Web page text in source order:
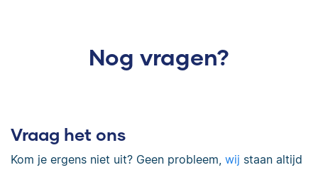
Nog vragen?
Vraag het ons
Kom je ergens niet uit? Geen probleem, wij staan altijd